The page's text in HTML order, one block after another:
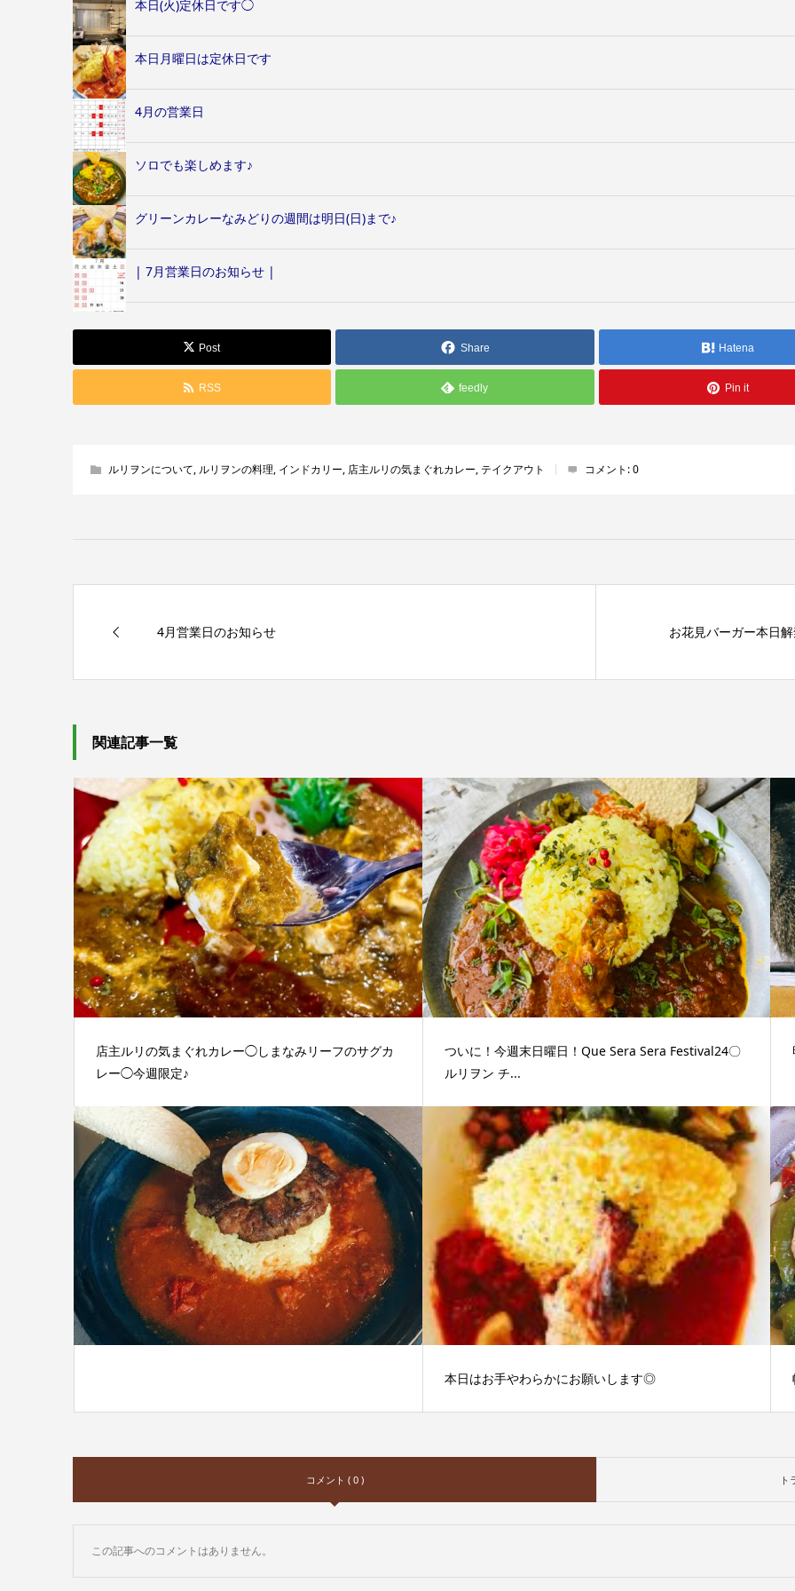
本日(火)定休日です◯
本日月曜日は定休日です
4月の営業日
ソロでも楽しめます♪
グリーンカレーなみどりの週間は明日(日)まで♪
| 7月営業日のお知らせ |
Post Share Hatena
RSS feedly Pin it
ルリヲンについて, ルリヲンの料理, インドカリー, 店主ルリの気まぐれカレー,テイクアウト コメント:0
4月営業日のお知らせ お花見バーガー本日
関連記事一覧
店主ルリの気まぐれカレー◯しまなみリーフのサグカ
レー◯今週限定♪
ついに！今週末日曜日！Que Sera Sera Festival24〇
ルリヲン チ...
本日はお手やわらかにお願いします◎
コメント ( 0 )
この記事へのコメントはありません。